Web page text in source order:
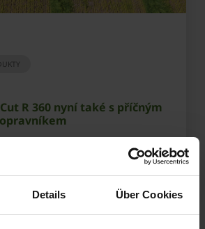
Details Über Cookies
R 360 nyní také s příčným